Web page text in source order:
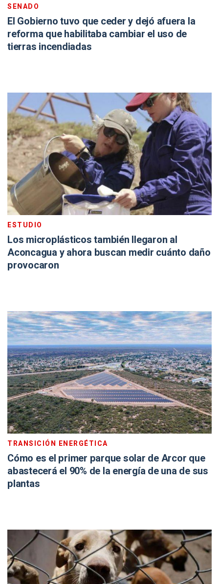
SENADO
El Gobierno tuvo que ceder y dejó afuera la
reforma que habilitaba cambiar el uso de
tierras incendiadas
ESTUDIO
Los microplásticos también llegaron al
Aconcagua y ahora buscan medir cuánto daño
provocaron
TRANSICIÓN ENERGÉTICA
Cómo es el primer parque solar de Arcor que
abastecerá el 90% de la energía de una de sus
plantas